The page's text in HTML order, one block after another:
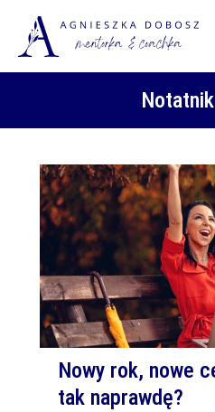
Nowy rok, nowe
tak naprawdę?